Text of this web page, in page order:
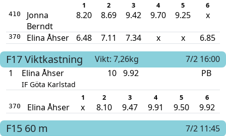
1 2 3 4 5 6
410
Jonna
Berndt
8.20 8.69 9.42 9.70 9.25 x
370 Elina Åhser 6.48 7.11 7.34 x x 6.85
F17Viktkastning Vikt: 7,26kg
7/2 16:00
1
Elina Åhser
IF Göta Karlstad
10 9.92 PB
1 2 3 4 5 6
370 Elina Åhser x 8.10 9.47 9.91 9.50 9.92
F15 60 m
7/2 11:45